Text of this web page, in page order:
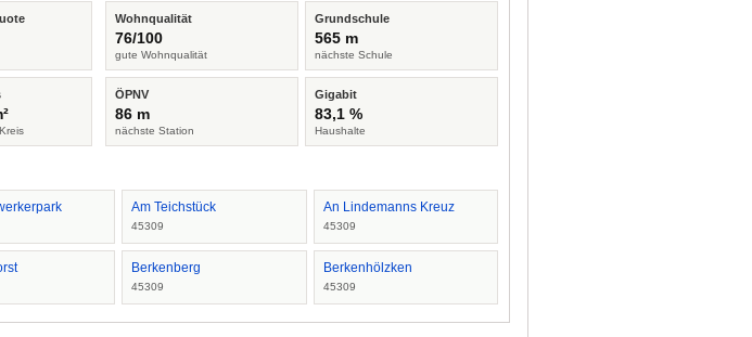
Wohnqualität
76/100
gute Wohnqualität
Grundschule
565 m
nächste Schule
ÖPNV
86 m
nächste Station
Gigabit
83,1 %
Haushalte
Am Teichstück
45309
An Lindemanns Kreuz
45309
Berkenberg
45309
Berkenhölzken
45309